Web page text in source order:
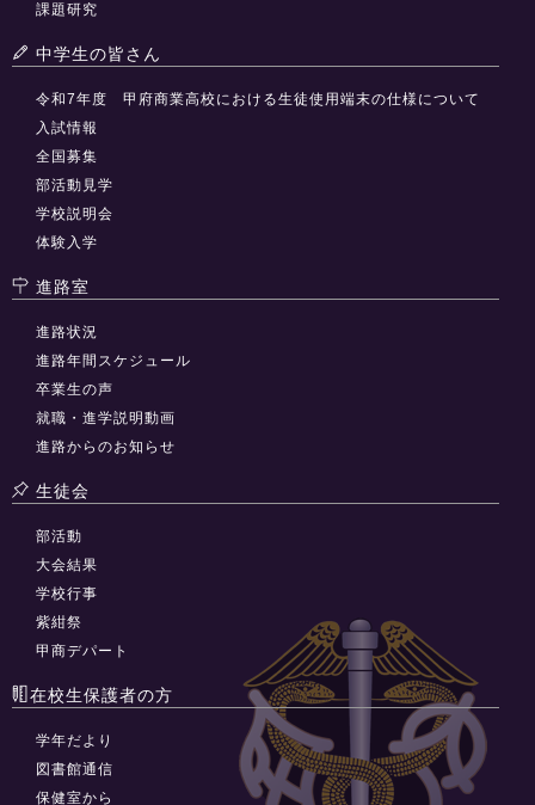
課題研究
中学生の皆さん
令和7年度 甲府商業高校における生徒使用端末の仕様について
入試情報
全国募集
部活動見学
学校説明会
体験入学
進路室
進路状況
進路年間スケジュール
卒業生の声
就職・進学説明動画
進路からのお知らせ
生徒会
部活動
大会結果
学校行事
紫紺祭
甲商デパート
在校生保護者の方
学年だより
図書館通信
保健室から